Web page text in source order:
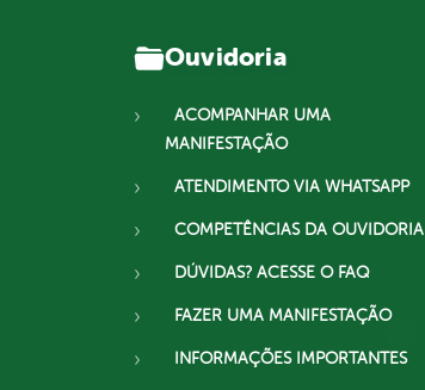
Ouvidoria
ACOMPANHAR UMA
MANIFESTAÇÃO
ATENDIMENTO VIA WHATSAPP
COMPETÊNCIAS DA OUVIDORIA
DÚVIDAS? ACESSE O FAQ
FAZER UMA MANIFESTAÇÃO
INFORMAÇÕES IMPORTANTES